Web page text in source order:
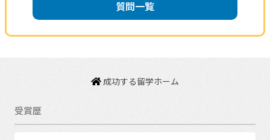
質問一覧
成功する留学ホーム
受賞歴